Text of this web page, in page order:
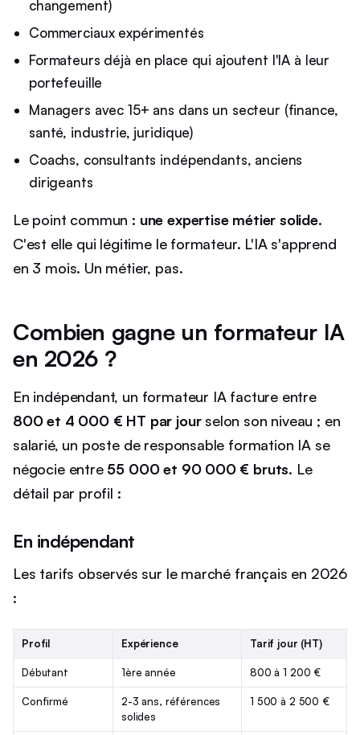
changement)
Commerciaux expérimentés
Formateurs déjà en place qui ajoutent l'IA à leur
portefeuille
Managers avec 15+ ans dans un secteur (finance,
santé, industrie, juridique)
Coachs, consultants indépendants, anciens
dirigeants
Le point commun : une expertise métier solide.
C'est elle qui légitime le formateur. L'IA s'apprend
en 3 mois. Un métier, pas.
Combien gagne un formateur IA
en 2026 ?
En indépendant, un formateur IA facture entre
800 et 4 000 € HT par jourselon son niveau ; en
salarié, un poste de responsable formation IA se
négocie entre 55 000 et 90 000 € bruts. Le
détail par profil :
En indépendant
Les tarifs observés sur le marché français en 2026
:
Profil Expérience Tarif jour (HT)
Débutant 1ère année 800 à 1 200 €
Confirmé
2-3 ans, références
solides
1 500 à 2 500 €